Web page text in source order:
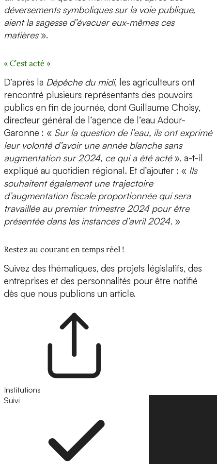
déversements symboliques sur la voie publique,
aient la sagesse d’évacuer eux-mêmes ces
matières».
« C’est acté »
D’après la Dépêche du midi, les agriculteurs ont
rencontré plusieurs représentants des pouvoirs
publics en fin de journée, dont Guillaume Choisy,
directeur général de l’agence de l’eau Adour-
Garonne : « Sur la question de l’eau, ils ont exprimé
leur volonté d’avoir une année blanche sans
augmentation sur 2024, ce qui a été acté», a-t-il
expliqué au quotidien régional. Et d’ajouter : « Ils
souhaitent également une trajectoire
d’augmentation fiscale proportionnée qui sera
travaillée au premier trimestre 2024 pour être
présentée dans les instances d’avril 2024. »
Restez au courant en temps réel !
Suivez des thématiques, des projets législatifs, des
entreprises et des personnalités pour être notifié
dès que nous publions un article.
Institutions
Suivi